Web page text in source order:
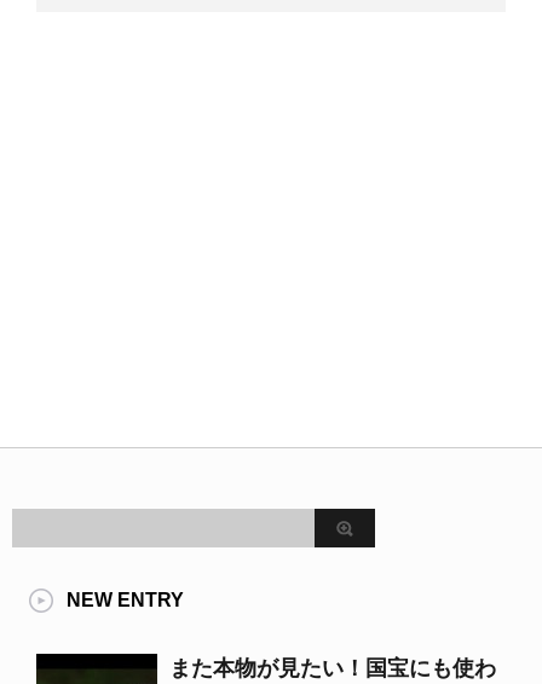
NEW ENTRY
また本物が見たい！国宝にも使わ